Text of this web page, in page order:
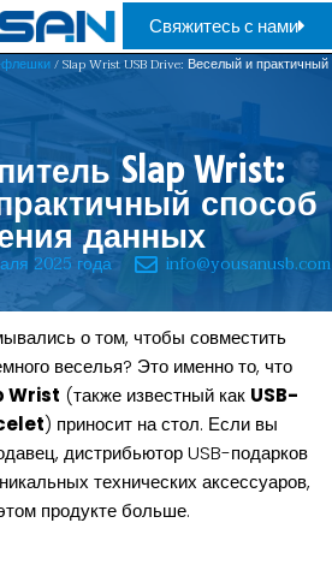
Свяжитесь с нами
флешки / Slap Wrist USB Drive: Веселый и практичный
Slap Wrist:
способ
данных
2025 года info@yousanusb.com
о том, чтобы совместить
веселья? Это именно то, что
Wrist (также известный как USB-
) приносит на стол. Если вы
дистрибьютор USB-подарков
технических аксессуаров,
продукте больше.